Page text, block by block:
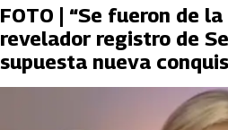
FOTO | “Se fueron de
revelador registro de
supuesta nueva